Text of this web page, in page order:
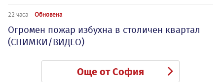
22 часа Обновена
Огромен пожар избухна в столичен квартал
(СНИМКИ/ВИДЕО)
Още от София